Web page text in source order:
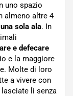
uno spazio
almeno altre 4
sola ala. In
e defecare
e la maggiore
Molte di loro
a vivere con
lì senza